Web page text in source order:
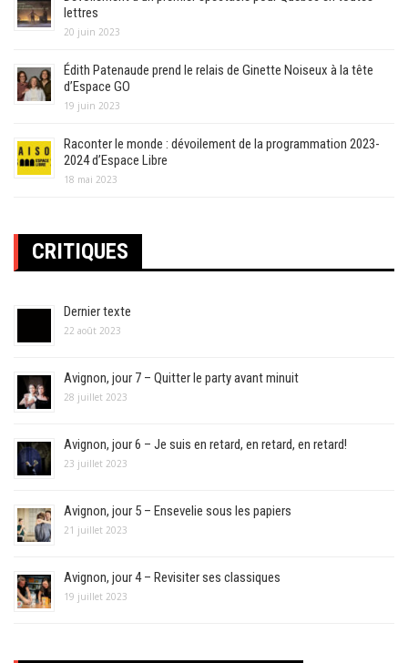
lettres
20 juin 2023
Édith Patenaude prend le relais de Ginette Noiseux à la tête
d’Espace GO
19 juin 2023
Raconter le monde : dévoilement de la programmation 2023-
2024 d’Espace Libre
18 mai 2023
CRITIQUES
Dernier texte
22 août 2023
Avignon, jour 7 – Quitter le party avant minuit
28 juillet 2023
Avignon, jour 6 – Je suis en retard, en retard, en retard!
23 juillet 2023
Avignon, jour 5 – Ensevelie sous les papiers
21 juillet 2023
Avignon, jour 4 – Revisiter ses classiques
19 juillet 2023